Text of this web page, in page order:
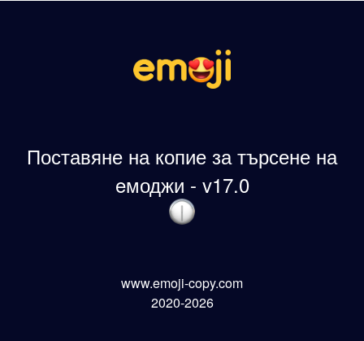
Поставяне на копие за търсене на
eмоджи - v17.0
www.emoji-copy.com
2020-2026